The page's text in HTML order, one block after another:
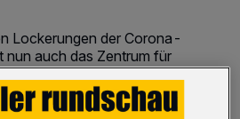
Lockerungen der Corona-
nun auch das Zentrum für
„Die Färberei“ am Peter-
Oberbarmen wieder an
wie gewohnt. Corona-